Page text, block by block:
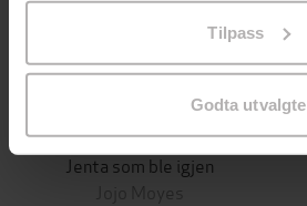
Tilpass
Godta utvalgte
149,-
Jenta som ble igjen